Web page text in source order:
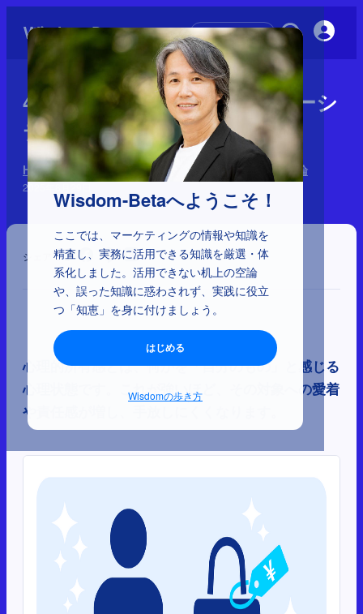
Wisdom-Betaへようこそ！
ここでは、マーケティングの情報や知識を
精査し、実務に活用できる知識を厳選・体
系化しました。活用できない机上の空論
や、誤った知識に惑わされず、実践に役立
つ「知恵」を身に付けましょう。
はじめる
Wisdomの歩き方
初めての方へ
4-1-11：心理的所有感、スカーシ
ティ効果、スノッブ効果
HOWを左右する心理学 170理論：9分類と64の優先理論
2025年8月29日
シェア
心理的所有感とは、何かを「自分のもの」と感じる
心理状態です。これが強いほど、その対象への愛着
や責任感が増し、手放しにくくなります。